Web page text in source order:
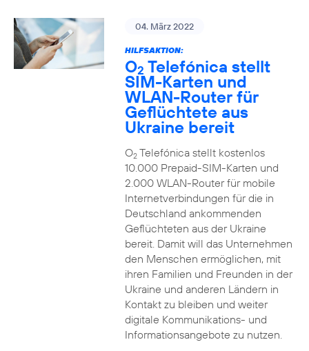
04. März 2022
HILFSAKTION:
O2 Telefónica stellt
SIM-Karten und
WLAN-Router für
Geflüchtete aus
Ukraine bereit
O2Telefónica stellt kostenlos
10.000 Prepaid-SIM-Karten und
2.000 WLAN-Router für mobile
Internetverbindungen für die in
Deutschland ankommenden
Geflüchteten aus der Ukraine
bereit. Damit will das Unternehmen
den Menschen ermöglichen, mit
ihren Familien und Freunden in der
Ukraine und anderen Ländern in
Kontakt zu bleiben und weiter
digitale Kommunikations- und
Informationsangebote zu nutzen.